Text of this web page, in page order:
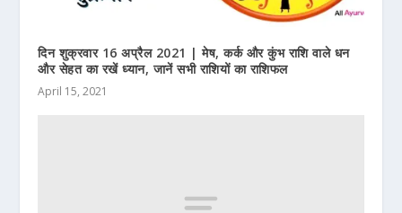
दिन शुक्रवार 16 अप्रैल 2021 | मेष, कर्क और कुंभ राशि वाले धन
और सेहत का रखें ध्यान, जानें सभी राशियों का राशिफल
April 15, 2021